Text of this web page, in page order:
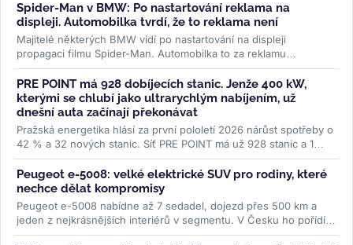
Spider-Man v BMW: Po nastartování reklama na
displeji. Automobilka tvrdí, že to reklama není
Majitelé některých BMW vidí po nastartování na displeji
propagaci filmu Spider-Man. Automobilka to za reklamu
nepovažuje, řidiči ale mluví...>>
PRE POINT má 928 dobíjecích stanic. Jenže 400 kW,
kterými se chlubí jako ultrarychlým nabíjením, už
dnešní auta začínají překonávat
Pražská energetika hlásí za první pololetí 2026 nárůst spotřeby o
42 % a 32 nových stanic. Síť PRE POINT má už 928 stanic a 1
468...>>
Peugeot e-5008: velké elektrické SUV pro rodiny, které
nechce dělat kompromisy
Peugeot e-5008 nabídne až 7 sedadel, dojezd přes 500 km a
jeden z nejkrásnějších interiérů v segmentu. V Česku ho pořídíte
od 1,2...>>